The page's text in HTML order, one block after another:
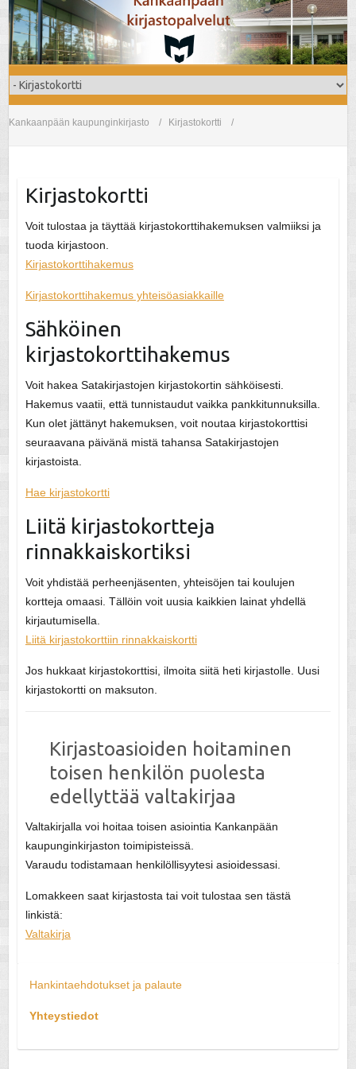
Skip
Content
Skip
navigation
Skip
content
Kankaanpään kaupunginkirjasto Kirjastokortti
Kirjastokortti
Voit tulostaa ja täyttää kirjastokorttihakemuksen valmiiksi ja
tuoda kirjastoon.
Kirjastokorttihakemus
Kirjastokorttihakemus yhteisöasiakkaille
Sähköinen
kirjastokorttihakemus
Voit hakea Satakirjastojen kirjastokortin sähköisesti.
Hakemus vaatii, että tunnistaudut vaikka pankkitunnuksilla.
Kun olet jättänyt hakemuksen, voit noutaa kirjastokorttisi
seuraavana päivänä mistä tahansa Satakirjastojen
kirjastoista.
Hae kirjastokortti
Liitä kirjastokortteja
rinnakkaiskortiksi
Voit yhdistää perheenjäsenten, yhteisöjen tai koulujen
kortteja omaasi. Tällöin voit uusia kaikkien lainat yhdellä
kirjautumisella.
Liitä kirjastokorttiin rinnakkaiskortti
Jos hukkaat kirjastokorttisi, ilmoita siitä heti kirjastolle. Uusi
kirjastokortti on maksuton.
Kirjastoasioiden hoitaminen
toisen henkilön puolesta
edellyttää valtakirjaa
Valtakirjalla voi hoitaa toisen asiointia Kankanpään
kaupunginkirjaston toimipisteissä.
Varaudu todistamaan henkilöllisyytesi asioidessasi.
Lomakkeen saat kirjastosta tai voit tulostaa sen tästä
linkistä:
Valtakirja
Hankintaehdotukset ja palaute
Yhteystiedot